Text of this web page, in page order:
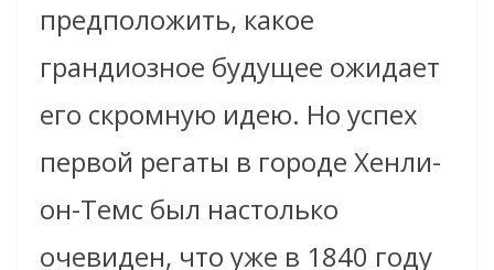
предположить, какое
грандиозное будущее ожидает
его скромную идею. Но успех
первой регаты в городе Хенли-
он-Темс был настолько
очевиден, что уже в 1840 году